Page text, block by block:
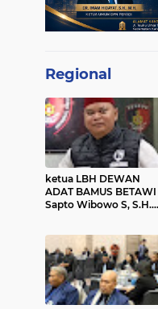
Regional
ketua LBH DEWAN
ADAT BAMUS BETAWI
Sapto Wibowo S, S.H.
Statement di Media